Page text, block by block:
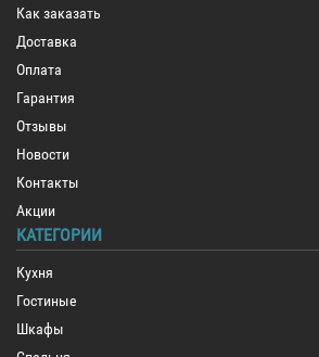
Как заказать
Доставка
Оплата
Гарантия
Отзывы
Новости
Контакты
Акции
КАТЕГОРИИ
Кухня
Гостиные
Шкафы